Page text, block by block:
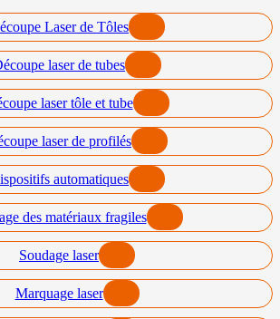
Laser de Tôles
laser de tubes
laser tôle et tube
laser de profilés
automatiques
des matériaux fragiles
Soudage laser
Marquage laser